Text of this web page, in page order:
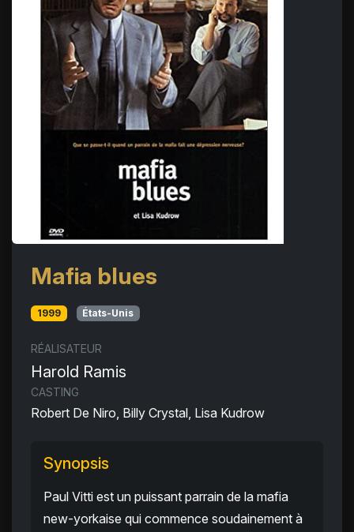
Mafia blues
1999 États-Unis
RÉALISATEUR
Harold Ramis
CASTING
Robert De Niro, Billy Crystal, Lisa Kudrow
Synopsis
Paul Vitti est un puissant parrain de la mafia
new-yorkaise qui commence soudainement à